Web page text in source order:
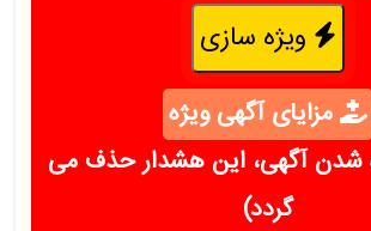
ویژه سازی
مزایای آگهی ویژه
شدن آگهی، این هشدار حذف می
گردد)